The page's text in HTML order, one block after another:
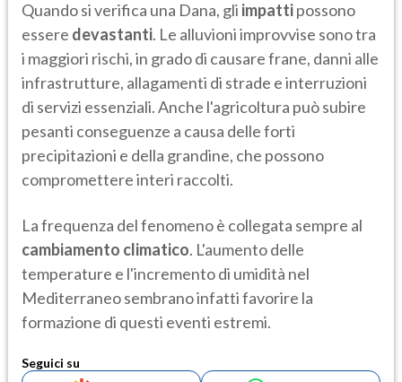
Quando si verifica una Dana, gli impattipossono
essere devastanti. Le alluvioni improvvise sono tra
i maggiori rischi, in grado di causare frane, danni alle
infrastrutture, allagamenti di strade e interruzioni
di servizi essenziali. Anche l'agricoltura può subire
pesanti conseguenze a causa delle forti
precipitazioni e della grandine, che possono
compromettere interi raccolti.
La frequenza del fenomeno è collegata sempre al
cambiamento climatico. L'aumento delle
temperature e l'incremento di umidità nel
Mediterraneo sembrano infatti favorire la
formazione di questi eventi estremi.
Seguici su